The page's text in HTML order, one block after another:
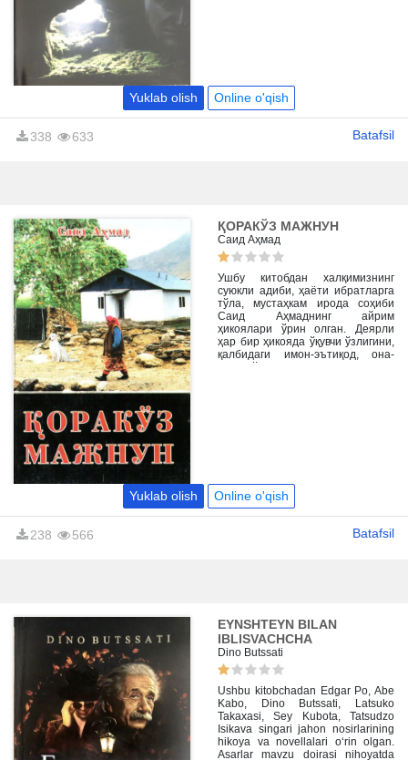
Yuklab olish Online o'qish
338 633 Batafsil
ҚОРАКЎЗ МАЖНУН
Саид Аҳмад
Ушбу китобдан халқимизнинг
суюкли адиби, ҳаёти ибратларга
тўла, мустаҳкам ирода соҳиби
Саид Аҳмаднинг айрим
ҳикоялари ўрин олган. Деярли
ҳар бир ҳикояда ўқувчи ўзлигини,
қалбидаги имон-эътиқод, она-
юрт, ўзгаларга ҳурмат, меҳр-
Yuklab olish Online o'qish
238 566 Batafsil
EYNSHTEYN BILAN
IBLISVACHCHA
Dino Butssati
Ushbu kitobchadan Edgar Po, Abe
Kabo, Dino Butssati, Latsuko
Takaxasi, Sey Kubota, Tatsudzo
Isikava singari jahon nosirlarining
hikoya va novellalari o‘rin olgan.
Asarlar mavzu doirasi nihoyatda